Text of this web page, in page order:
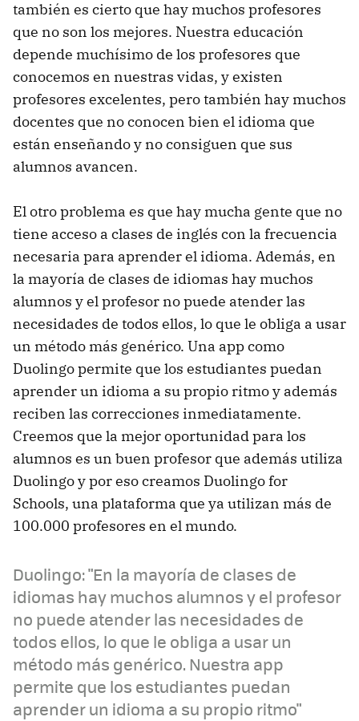
también es cierto que hay muchos profesores
que no son los mejores. Nuestra educación
depende muchísimo de los profesores que
conocemos en nuestras vidas, y existen
profesores excelentes, pero también hay muchos
docentes que no conocen bien el idioma que
están enseñando y no consiguen que sus
alumnos avancen.
El otro problema es que hay mucha gente que no
tiene acceso a clases de inglés con la frecuencia
necesaria para aprender el idioma. Además, en
la mayoría de clases de idiomas hay muchos
alumnos y el profesor no puede atender las
necesidades de todos ellos, lo que le obliga a usar
un método más genérico. Una app como
Duolingo permite que los estudiantes puedan
aprender un idioma a su propio ritmo y además
reciben las correcciones inmediatamente.
Creemos que la mejor oportunidad para los
alumnos es un buen profesor que además utiliza
Duolingo y por eso creamos Duolingo for
Schools, una plataforma que ya utilizan más de
100.000 profesores en el mundo.
Duolingo: "En la mayoría de clases de
idiomas hay muchos alumnos y el profesor
no puede atender las necesidades de
todos ellos, lo que le obliga a usar un
método más genérico. Nuestra app
permite que los estudiantes puedan
aprender un idioma a su propio ritmo"